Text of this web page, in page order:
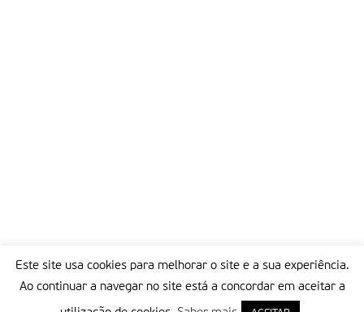
Este site usa cookies para melhorar o site e a sua experiência.
Ao continuar a navegar no site está a concordar em aceitar a